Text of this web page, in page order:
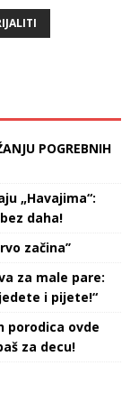
POGREBNIH
„Havajima“:
daha!
začina’’
za male pare:
i pijete!“
porodica ovde
za decu!